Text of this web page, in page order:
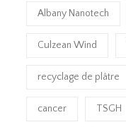
Albany Nanotech
Culzean Wind
recyclage de plâtre
cancer TSGH